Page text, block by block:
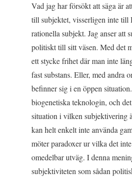
Vad jag har försökt att säga är
till subjektet, visserligen inte till
rationella subjekt. Jag anser att
politiskt till sitt väsen. Med det
ett stycke frihet där man inte
fast substans. Eller, med andra
befinner sig i en öppen
biogenetiska teknologin, och
situation i vilken subjektivering
kan helt enkelt inte använda
möter paradoxer ur vilka det
omedelbar utväg. I denna
subjektiviteten som sådan